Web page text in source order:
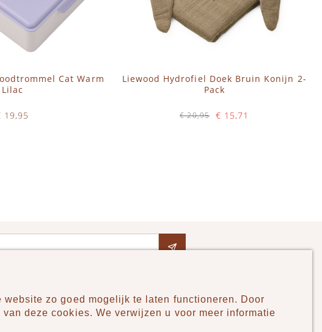
Cat Warm
Lilac
19,95
Liewood Hydrofiel Doek Bruin Konijn 2-
Pack
€ 15,71
€ 20,95
Pudilo
zo goed mogelijk te laten functioneren. Door
deze cookies. We verwijzen u voor meer informatie